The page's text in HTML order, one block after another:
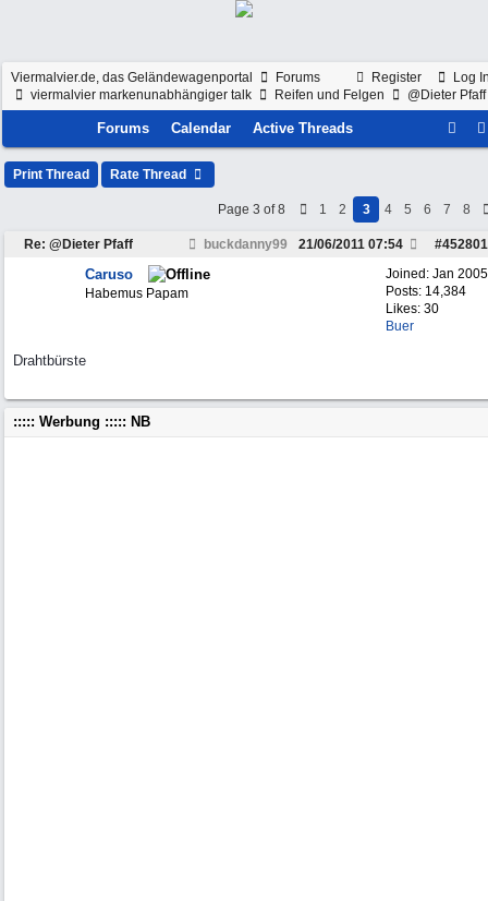
Register Log
Viermalvier.de, das Geländewagenportal
Forums
viermalvier markenunabhängiger talk
Reifen und Felgen @Dieter Pfaff
Forums Calendar Active Threads
Print Thread Rate Thread
Page 3 of 8 1 2 3 4 5 6 7 8
Re: @Dieter Pfaff buckdanny99 #452801
21/06/2011 07:54
Joined: Jan 2005
Posts: 14,384
Likes: 30
Buer
Caruso
Habemus Papam
Drahtbürste
::::: Werbung ::::: NB